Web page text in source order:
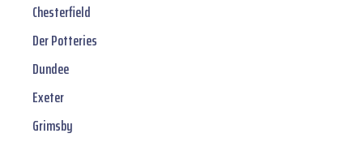
Chesterfield
Der Potteries
Dundee
Exeter
Grimsby